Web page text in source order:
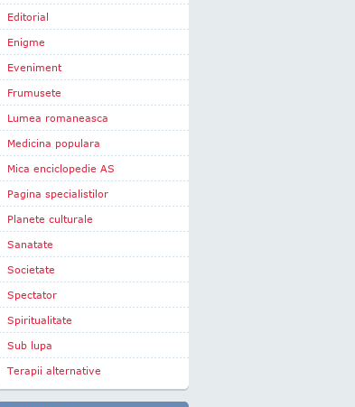
Editorial
Enigme
Eveniment
Frumusete
Lumea romaneasca
Medicina populara
Mica enciclopedie AS
Pagina specialistilor
Planete culturale
Sanatate
Societate
Spectator
Spiritualitate
Sub lupa
Terapii alternative